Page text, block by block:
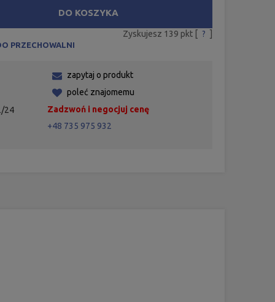
DO KOSZYKA
Zyskujesz 139 pkt [ ?
PRZECHOWALNI
24
zapytaj o produkt
poleć znajomemu
Zadzwoń i negocjuj cenę
+48 735 975 932